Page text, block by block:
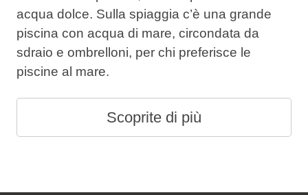
acqua dolce. Sulla spiaggia c’è una grande
piscina con acqua di mare, circondata da
sdraio e ombrelloni, per chi preferisce le
piscine al mare.
Scoprite di più